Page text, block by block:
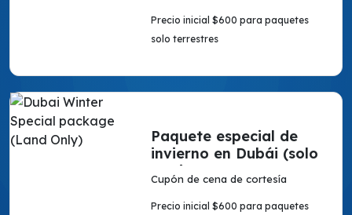
Precio inicial $600 para paquetes
solo terrestres
Paquete especial de
invierno en Dubái (solo
en tierra)
Cupón de cena de cortesía
Precio inicial $600 para paquetes